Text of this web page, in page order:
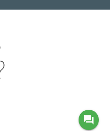
question_answer